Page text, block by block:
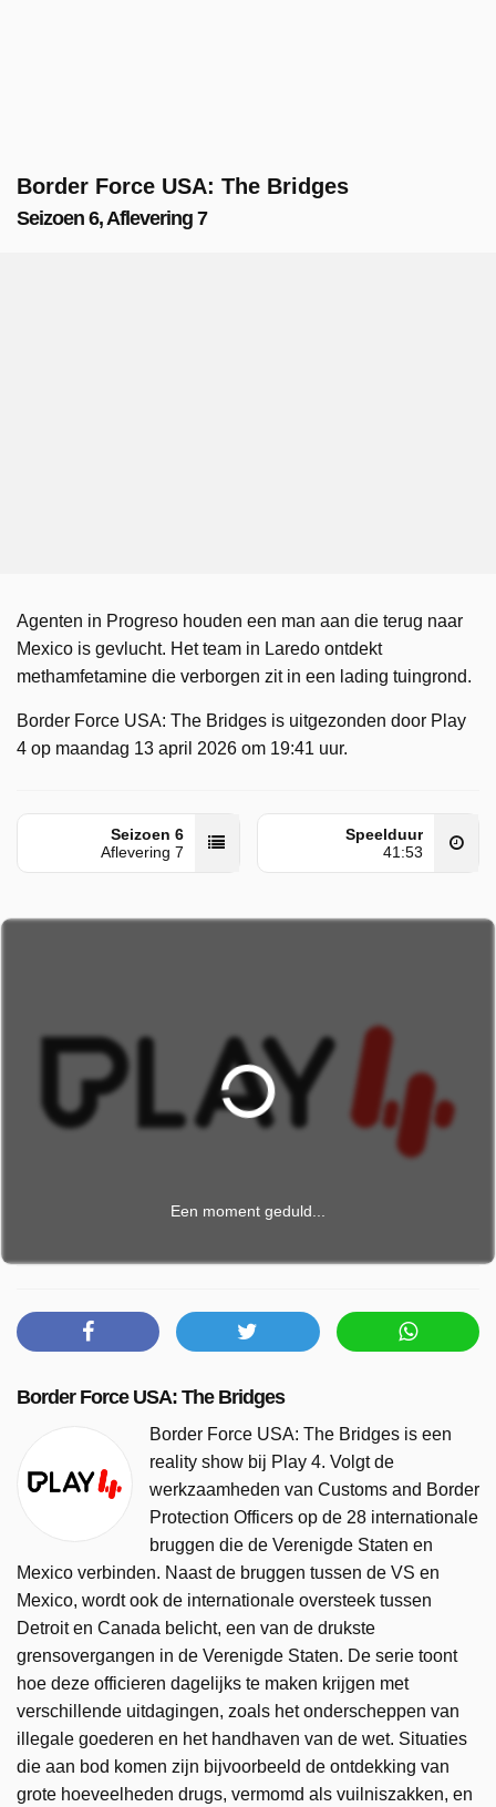
Border Force USA: The Bridges
Seizoen 6, Aflevering 7
Agenten in Progreso houden een man aan die terug naar
Mexico is gevlucht. Het team in Laredo ontdekt
methamfetamine die verborgen zit in een lading tuingrond.
Border Force USA: The Bridges is uitgezonden door Play
4 op maandag 13 april 2026 om 19:41 uur.
Seizoen 6
Aflevering 7
Speelduur
41:53
Een moment geduld...
Border Force USA: The Bridges
Border Force USA: The Bridges is een
reality show bij Play 4. Volgt de
werkzaamheden van Customs and Border
Protection Officers op de 28 internationale
bruggen die de Verenigde Staten en
Mexico verbinden. Naast de bruggen tussen de VS en
Mexico, wordt ook de internationale oversteek tussen
Detroit en Canada belicht, een van de drukste
grensovergangen in de Verenigde Staten. De serie toont
hoe deze officieren dagelijks te maken krijgen met
verschillende uitdagingen, zoals het onderscheppen van
illegale goederen en het handhaven van de wet. Situaties
die aan bod komen zijn bijvoorbeeld de ontdekking van
grote hoeveelheden drugs, vermomd als vuilniszakken, en